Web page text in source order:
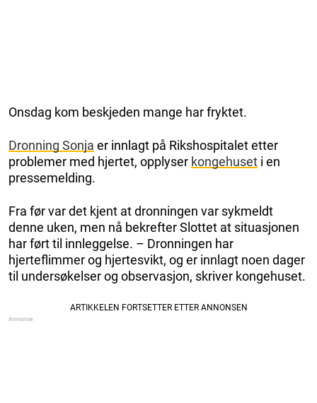
Onsdag kom beskjeden mange har fryktet.
Dronning Sonja er innlagt på Rikshospitalet etter
problemer med hjertet, opplyser kongehuset i en
pressemelding.
Fra før var det kjent at dronningen var sykmeldt
denne uken, men nå bekrefter Slottet at situasjonen
har ført til innleggelse. – Dronningen har
hjerteflimmer og hjertesvikt, og er innlagt noen dager
til undersøkelser og observasjon, skriver kongehuset.